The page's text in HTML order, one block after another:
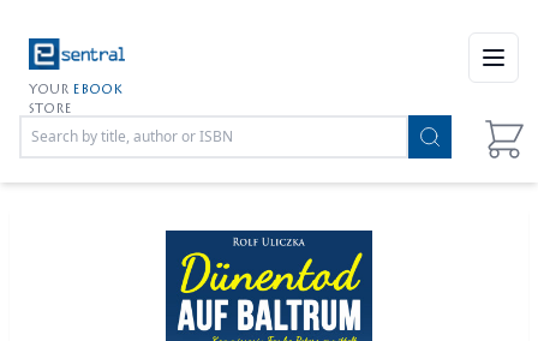
YOUR EBOOK
STORE